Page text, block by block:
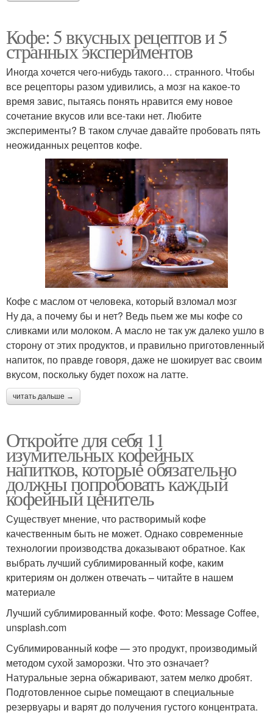
Кофе: 5 вкусных рецептов и 5
странных экспериментов
Иногда хочется чего-нибудь такого… странного. Чтобы
все рецепторы разом удивились, а мозг на какое-то
время завис, пытаясь понять нравится ему новое
сочетание вкусов или все-таки нет. Любите
эксперименты? В таком случае давайте пробовать пять
неожиданных рецептов кофе.
Кофе с маслом от человека, который взломал мозг
Ну да, а почему бы и нет? Ведь пьем же мы кофе со
сливками или молоком. А масло не так уж далеко ушло в
сторону от этих продуктов, и правильно приготовленный
напиток, по правде говоря, даже не шокирует вас своим
вкусом, поскольку будет похож на латте.
читать дальше →
Откройте для себя 11
изумительных кофейных
напитков, которые обязательно
должны попробовать каждый
кофейный ценитель
Существует мнение, что растворимый кофе
качественным быть не может. Однако современные
технологии производства доказывают обратное. Как
выбрать лучший сублимированный кофе, каким
критериям он должен отвечать – читайте в нашем
материале
Лучший сублимированный кофе. Фото: Message Coffee,
unsplash.com
Сублимированный кофе — это продукт, производимый
методом сухой заморозки. Что это означает?
Натуральные зерна обжаривают, затем мелко дробят.
Подготовленное сырье помещают в специальные
резервуары и варят до получения густого концентрата.